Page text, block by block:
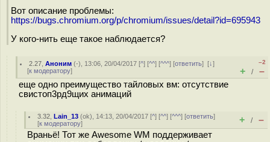
Вот описание проблемы:
https://bugs.chromium.org/p/chromium/issues/detail?id=695943
У кого-нить еще такое наблюдается?
2.27 ,Аноним (-), 13:06, 20/04/2017 [^] [^^] [^^^] [ответить][↓]
[к модератору]
–2
+ / –
еще одно преимущество тайловых вм: отсутствие
свистоп3рд9щих анимаций
3.32 ,Lain_13 (ok), 14:13, 20/04/2017 [^] [^^] [^^^] [ответить]
[к модератору] + / –
Враньё! Тот же Awesome WM поддерживает